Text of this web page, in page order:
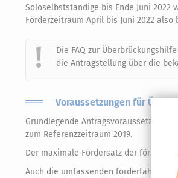
Soloselbstständige bis Ende Juni
Förderzeitraum April bis Juni 2022 also
Die FAQ zur
die Antragstellung über die
Voraussetzungen für
Grundlegende Antragsvoraussetzung
zum Referenzzeitraum 2019.
Der maximale Fördersatz der
Auch die umfassenden förderfähigen